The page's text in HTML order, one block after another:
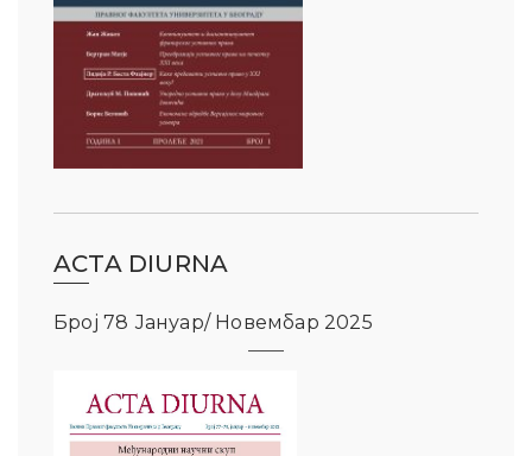
ACTA DIURNA
Број 78 Јануар/ Новембар 2025